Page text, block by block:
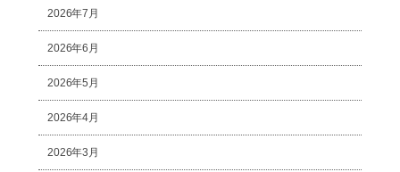
2026年7月
2026年6月
2026年5月
2026年4月
2026年3月